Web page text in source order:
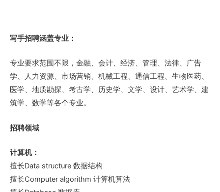
写手招聘涵盖专业：
专业要求范围不限，金融、会计、经济、管理、法律、广告
学、人力资源、市场营销、机械工程、通信工程、生物医药、
医学、地质勘探、考古学、历史学、文学、设计、艺术学、建
筑学、数学等各个专业。
招聘领域
计算机：
擅长Data structure 数据结构
擅长Computer algorithm 计算机算法